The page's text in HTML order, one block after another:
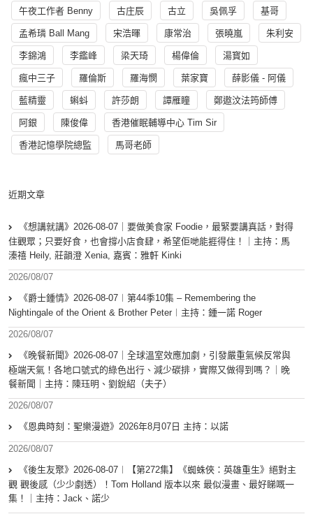
午夜工作者 Benny 古庄辰 古立 吳佩孚 基哥
孟希璘 Ball Mang 宋浩暉 康常治 張曉嵐 朱利安
李錦鴻 李鑑峰 梁天琦 楊偉倫 湯寳如
瘋中三子 羅倫斯 羅海憫 葉家寶 薛影儀 - 阿儀
藍精靈 蝌蚪 許莎朗 譚雁瞳 鄭遨汶法筠師傅
阿銀 陳俊偉 香港催眠輔導中心 Tim Sir
香港記憶學院總監 馬哥老師
近期文章
《想講就講》2026-08-07｜要做美食家 Foodie，最緊要講真話，對得
住觀眾；只要好食，也會撐小店食肆，希望佢哋能捱得住！｜主持：馬
溱禧 Heily, 莊韻澄 Xenia, 嘉賓：雅軒 Kinki
2026/08/07
《爵士鍾情》2026-08-07︱第44季10集 – Remembering the
Nightingale of the Orient & Brother Peter︱主持：鍾一諾 Roger
2026/08/07
《晚餐新聞》2026-08-07｜全球溫室效應加劇，引發嚴重氣候反常與
極端天氣！各地口號式的綠色出行、減少碳排，實際又做得到嗎？｜晚
餐新聞｜主持：陳珏明、劉銳紹（夫子）
2026/08/07
《恩典時刻：聖樂漫遊》2026年8月07日 主持：以諾
2026/08/07
《後生友聚》2026-08-07︱【第272集】《蜘蛛俠：英雄重生》絕對主
觀 觀後感（少少劇透）！Tom Holland 版本以來 最似漫畫、最好睇嘅一
集！｜主持：Jack、諾少